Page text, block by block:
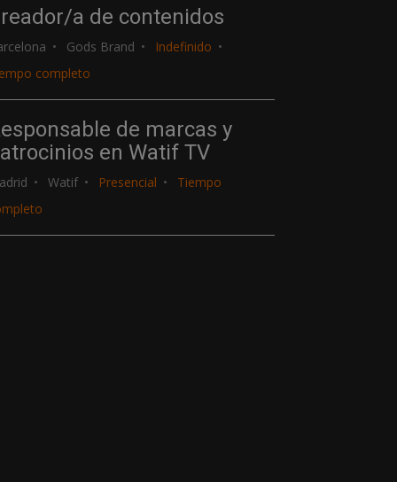
a de contenidos
Gods Brand
Indefinido
completo
de marcas y
en Watif TV
Watif Presencial
Tiempo